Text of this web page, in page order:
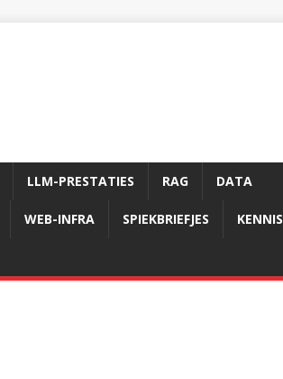
LLM-PRESTATIES RAG DATA
WEB-INFRA SPIEKBRIEFJES KENNIS